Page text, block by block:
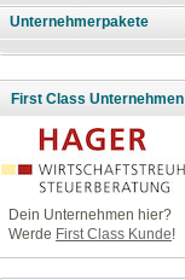
Unternehmerpakete
First Class Unternehmen
Dein Unternehmen hier?
Werde First Class Kunde!